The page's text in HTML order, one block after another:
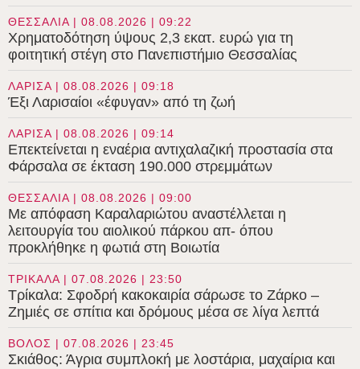
ΘΕΣΣΑΛΙΑ | 08.08.2026 | 09:22
Χρηματοδότηση ύψους 2,3 εκατ. ευρώ για τη
φοιτητική στέγη στο Πανεπιστήμιο Θεσσαλίας
ΛΑΡΙΣΑ | 08.08.2026 | 09:18
Έξι Λαρισαίοι «έφυγαν» από τη ζωή
ΛΑΡΙΣΑ | 08.08.2026 | 09:14
Επεκτείνεται η εναέρια αντιχαλαζική προστασία στα
Φάρσαλα σε έκταση 190.000 στρεμμάτων
ΘΕΣΣΑΛΙΑ | 08.08.2026 | 09:00
Με απόφαση Καραλαριώτου αναστέλλεται η
λειτουργία του αιολικού πάρκου απ- όπου
προκλήθηκε η φωτιά στη Βοιωτία
ΤΡΙΚΑΛΑ | 07.08.2026 | 23:50
Τρίκαλα: Σφοδρή κακοκαιρία σάρωσε το Ζάρκο –
Ζημιές σε σπίτια και δρόμους μέσα σε λίγα λεπτά
ΒΟΛΟΣ | 07.08.2026 | 23:45
Σκιάθος: Άγρια συμπλοκή με λοστάρια, μαχαίρια και